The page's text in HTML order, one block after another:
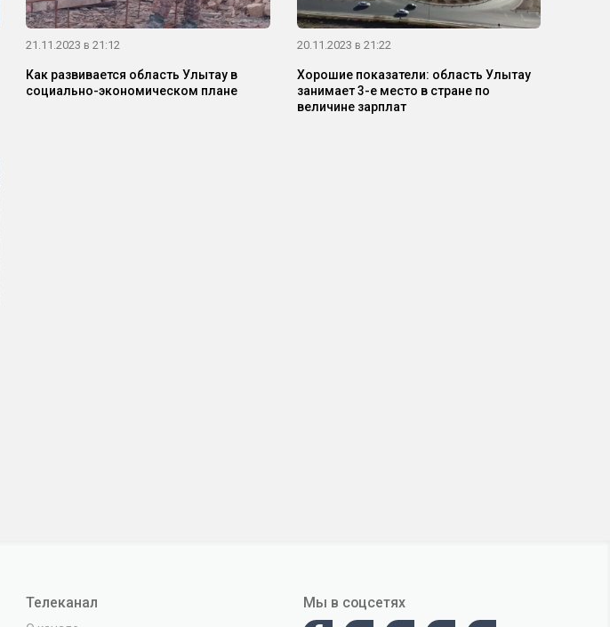
21.11.2023 в 21:12
Как развивается область Улытау в
социально-экономическом плане
20.11.2023 в 21:22
Хорошие показатели: область Улытау
занимает 3-е место в стране по
величине зарплат
Телеканал Мы в соцсетях